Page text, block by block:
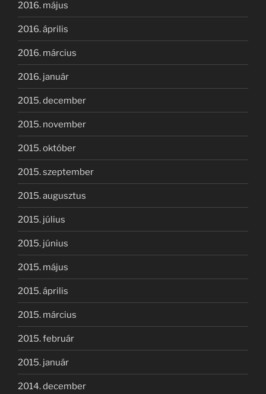
2016. május
2016. április
2016. március
2016. január
2015. december
2015. november
2015. október
2015. szeptember
2015. augusztus
2015. július
2015. június
2015. május
2015. április
2015. március
2015. február
2015. január
2014. december